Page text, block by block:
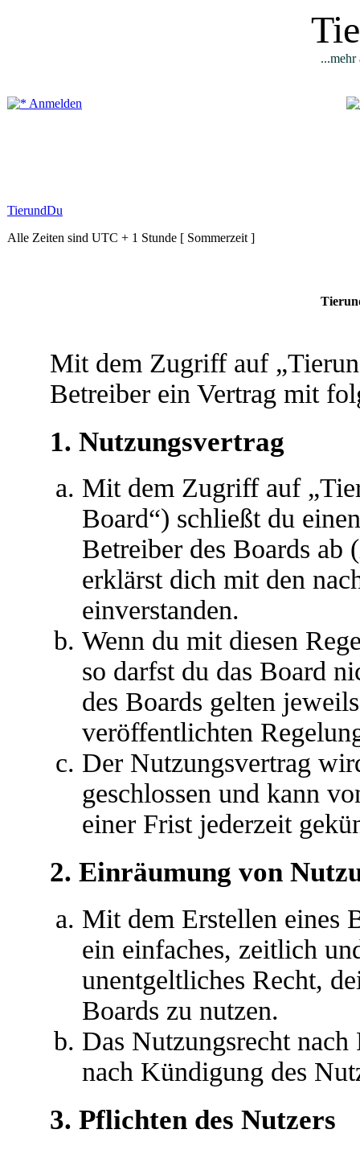
...mehr
Anmelden
TierundDu
Alle Zeiten sind UTC + 1 Stunde [ Sommerzeit ]
Mit dem Zugriff auf
Betreiber ein Vertrag mit
1. Nutzungsvertrag
Mit dem Zugriff auf
Board“) schließt du
Betreiber des Boards ab
erklärst dich mit den
einverstanden.
Wenn du mit diesen
so darfst du das Board
des Boards gelten
veröffentlichten
Der Nutzungsvertrag
geschlossen und kann
einer Frist jederzeit
2. Einräumung von
Mit dem Erstellen eines
ein einfaches, zeitlich
unentgeltliches Recht,
Boards zu nutzen.
Das Nutzungsrecht
nach Kündigung des
3. Pflichten des Nutzers